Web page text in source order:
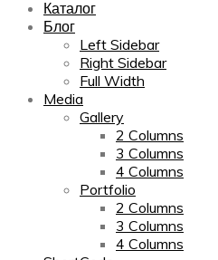
Каталог
Блог
Left Sidebar
Right Sidebar
Full Width
Media
Gallery
2 Columns
3 Columns
4 Columns
Portfolio
2 Columns
3 Columns
4 Columns